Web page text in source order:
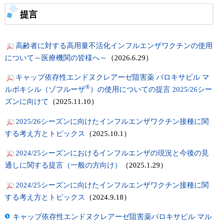
提言
高齢者に対する高用量不活化インフルエンザワクチンの使用
について～医療機関の皆様へ～
（2026.6.29）
キャップ依存性エンドヌクレアーゼ阻害薬 バロキサビル マ
ルボキシル（ゾフルーザ®）の使用についての提言 2025/26シー
ズンに向けて
（2025.11.10）
2025/26シーズンに向けたインフルエンザワクチン接種に関
する考え方とトピックス
（2025.10.1）
2024/25シーズンにおけるインフルエンザの現況と今後の見
通しに関する提言（一般の方向け）
（2025.1.29）
2024/25シーズンに向けたインフルエンザワクチン接種に関
する考え方とトピックス
（2024.9.18）
キャップ依存性エンドヌクレアーゼ阻害薬バロキサビル マル